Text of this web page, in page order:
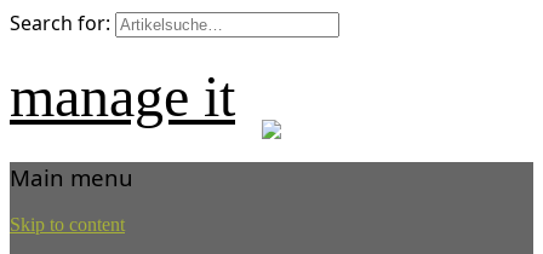
Search for:
manage it
Main menu
Skip to content